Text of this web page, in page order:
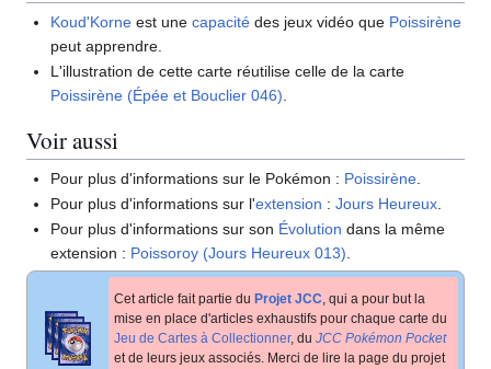
Koud'Korne est unecapacité des jeux vidéo que Poissirène
peut apprendre.
L'illustration de cette carte réutilise celle de la carte
Poissirène (Épée et Bouclier 046)
Voir aussi
Pour plus d'informations sur le Pokémon : Poissirène
Pour plus d'informations sur l'extension :Jours Heureux
Pour plus d'informations sur son Évolution dans la même
extension : Poissoroy (Jours Heureux 013).
Cet article fait partie du Projet JCC, qui a pour but la
mise en place d'articles exhaustifs pour chaque carte du
Jeu de Cartes à Collectionner, du JCC Pokémon Pocket
et de leurs jeux associés. Merci de lire la page du projet